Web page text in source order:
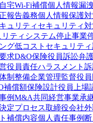
自宅Wi-Fi補償個人情報漏洩
報告義務個人情報保護
ュリティ セキュリティ
ティ システム停止事業
グ低コスト セキュリテ
求D&O保険役員訴訟弁
役員責任ハラスメント
制整備企業管理監督役
補償額保険設計役員 上場
例M&A共同経営事業承
定プロセス取締役会社
補償内容個人責任事例